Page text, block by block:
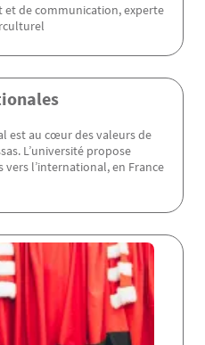
et de communication, experte
est au cœur des valeurs de
L’université propose
l’international, en France